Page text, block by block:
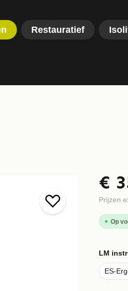
Restauratief
€
Prijzen
Op
LM
ES-